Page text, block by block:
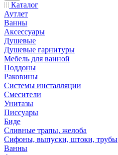
Каталог
Аутлет
Ванны
Аксессуары
Душевые
Душевые гарнитуры
Мебель для ванной
Поддоны
Раковины
Системы инсталляции
Смесители
Унитазы
Писсуары
Биде
Сливные трапы, желоба
Сифоны, выпуски, штоки, трубы
Ванны